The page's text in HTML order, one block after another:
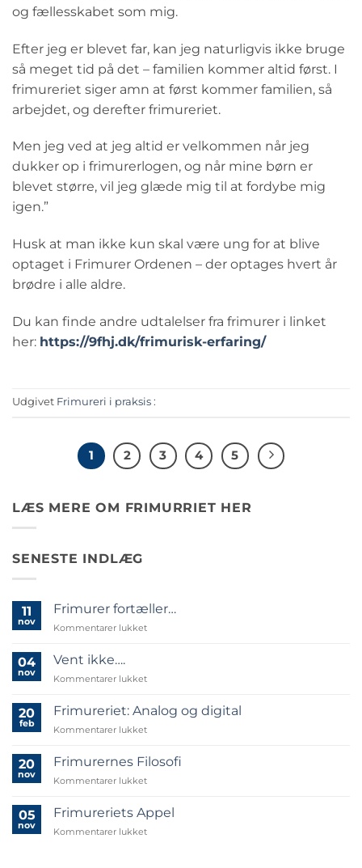
og fællesskabet som mig.
Efter jeg er blevet far, kan jeg naturligvis ikke bruge
så meget tid på det – familien kommer altid først. I
frimureriet siger amn at først kommer familien, så
arbejdet, og derefter frimureriet.
Men jeg ved at jeg altid er velkommen når jeg
dukker op i frimurerlogen, og når mine børn er
blevet større, vil jeg glæde mig til at fordybe mig
igen.”
Husk at man ikke kun skal være ung for at blive
optaget i Frimurer Ordenen – der optages hvert år
brødre i alle aldre.
Du kan finde andre udtalelser fra frimurer i linket
her: https://9fhj.dk/frimurisk-erfaring/
Udgivet Frimureri i praksis :
1 2 3 4 5
LÆS MERE OM FRIMURRIET HER
SENESTE INDLÆG
11
nov
Frimurer fortæller…
Kommentarer lukkettil
04
nov
Vent ikke….
Kommentarer lukkettil
ikke….
20
feb
Frimureriet: Analog og digital
Kommentarer lukkettil
Analog
og
digital
20
nov
Frimurernes Filosofi
Kommentarer lukkettil
Filosofi
05
nov
Frimureriets Appel
Kommentarer lukkettil